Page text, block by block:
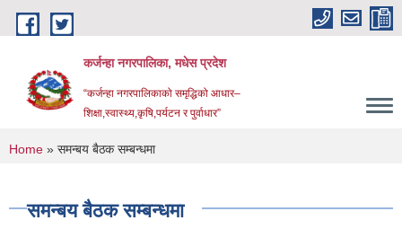
Skip to main content
कर्जन्हा नगरपालिका, मधेस प्रदेश
“कर्जन्हा नगरपालिकाको समृद्धिको आधार–
शिक्षा,स्वास्थ्य,कृषि,पर्यटन र पुर्वाधार”
You are here
Home » समन्बय बैठक सम्बन्धमा
समन्बय बैठक सम्बन्धमा